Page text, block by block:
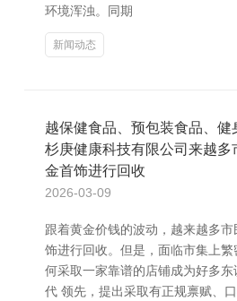
环境浑浊。同期
新闻动态
越保健食品、预包装食品、健
杉庚健康科技有限公司来越多
金首饰进行回收
2026-03-09
跟着黄金价钱的波动，越来越多
饰进行回收。但是，面临市集上
何采取一家靠谱的店铺成为好多
代 领先，提出采取有正规禀赋、